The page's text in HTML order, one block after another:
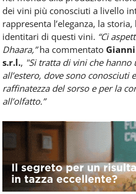
dei vini più conosciuti a livello
rappresenta l’eleganza, la
identitari di questi vini. “Ci
Dhaara,”ha commentato
s.r.l., "Si tratta di vini che
all’estero, dove sono conosciuti
raffinatezza del sorso e per la
all’olfatto.”